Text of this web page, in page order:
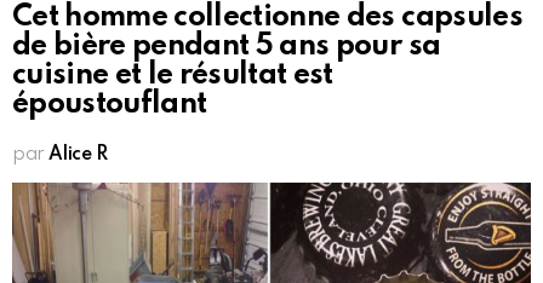
Cet homme collectionne des capsules
de bière pendant 5 ans pour sa
cuisine et le résultat est
époustouflant
par Alice R